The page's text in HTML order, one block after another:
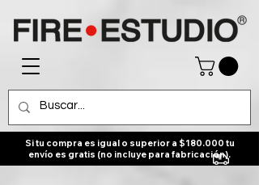
Si tu compra es igual o superior a $180.000 tu
envío es gratis (no incluye para fabricación).